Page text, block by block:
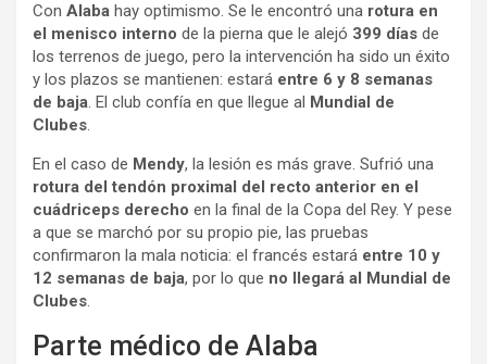
Con Alaba hay optimismo. Se le encontró una rotura en
el menisco interno de la pierna que le alejó 399 días de
los terrenos de juego, pero la intervención ha sido un éxito
y los plazos se mantienen: estará entre 6 y 8 semanas
de baja. El club confía en que llegue al Mundial de
Clubes.
En el caso de Mendy, la lesión es más grave. Sufrió una
rotura del tendón proximal del recto anterior en el
cuádriceps derecho en la final de la Copa del Rey. Y pese
a que se marchó por su propio pie, las pruebas
confirmaron la mala noticia: el francés estará entre 10 y
12 semanas de baja, por lo que no llegará al Mundial de
Clubes.
Parte médico de Alaba